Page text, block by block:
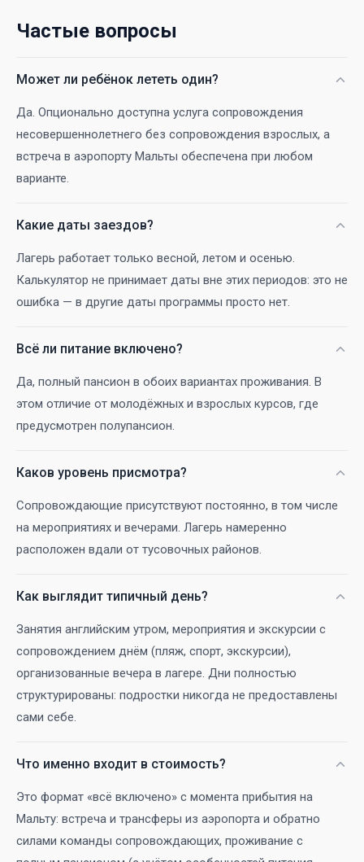
Частые вопросы
Может ли ребёнок лететь один?
Да. Опционально доступна услуга сопровождения
несовершеннолетнего без сопровождения взрослых, а
встреча в аэропорту Мальты обеспечена при любом
варианте.
Какие даты заездов?
Лагерь работает только весной, летом и осенью.
Калькулятор не принимает даты вне этих периодов: это не
ошибка — в другие даты программы просто нет.
Всё ли питание включено?
Да, полный пансион в обоих вариантах проживания. В
этом отличие от молодёжных и взрослых курсов, где
предусмотрен полупансион.
Каков уровень присмотра?
Сопровождающие присутствуют постоянно, в том числе
на мероприятиях и вечерами. Лагерь намеренно
расположен вдали от тусовочных районов.
Как выглядит типичный день?
Занятия английским утром, мероприятия и экскурсии с
сопровождением днём (пляж, спорт, экскурсии),
организованные вечера в лагере. Дни полностью
структурированы: подростки никогда не предоставлены
сами себе.
Что именно входит в стоимость?
Это формат «всё включено» с момента прибытия на
Мальту: встреча и трансферы из аэропорта и обратно
силами команды сопровождающих, проживание с